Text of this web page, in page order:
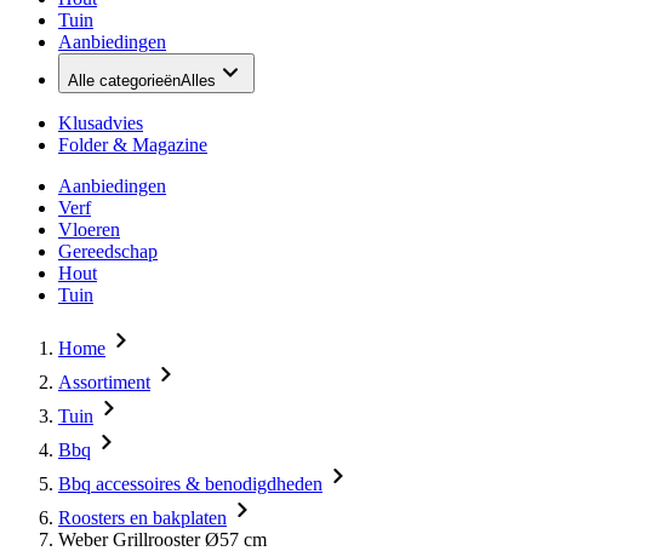
Tuin
Aanbiedingen
Alle categorieënAlles
Klusadvies
Folder & Magazine
Aanbiedingen
Verf
Vloeren
Gereedschap
Hout
Tuin
Home
Assortiment
Tuin
Bbq
Bbq accessoires & benodigdheden
Roosters en bakplaten
Weber Grillrooster Ø57 cm